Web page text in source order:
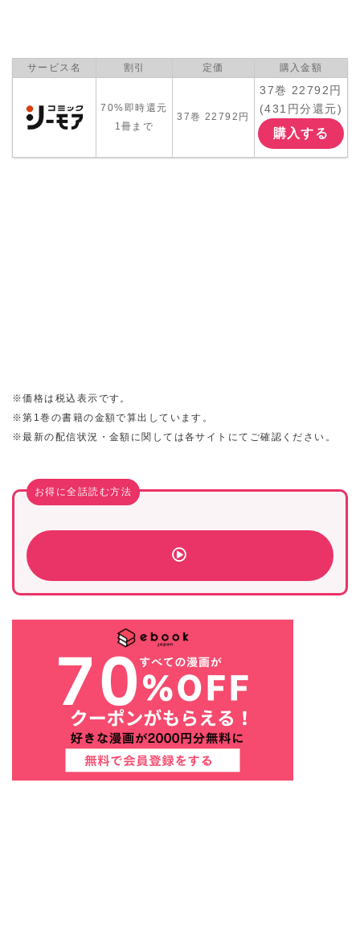
サービス名 割引 定価 購入金額
70%即時還元
1冊まで
37巻 22792円
37巻 22792円
(431円分還元)
購入する
※価格は税込表示です。
※第1巻の書籍の金額で算出しています。
※最新の配信状況・金額に関しては各サイトにてご確認ください。
お得に全話読む方法